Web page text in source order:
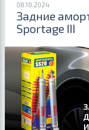
08.10.2024
Задние
Sportage III